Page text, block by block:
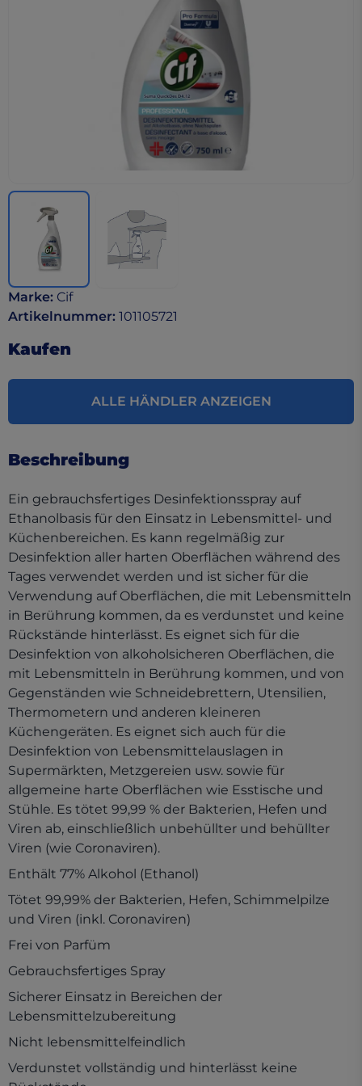
Marke: Cif
Artikelnummer: 101105721
Kaufen
ALLE HÄNDLER ANZEIGEN
Beschreibung
Ein gebrauchsfertiges Desinfektionsspray auf
Ethanolbasis für den Einsatz in Lebensmittel- und
Küchenbereichen. Es kann regelmäßig zur
Desinfektion aller harten Oberflächen während des
Tages verwendet werden und ist sicher für die
Verwendung auf Oberflächen, die mit Lebensmitteln
in Berührung kommen, da es verdunstet und keine
Rückstände hinterlässt. Es eignet sich für die
Desinfektion von alkoholsicheren Oberflächen, die
mit Lebensmitteln in Berührung kommen, und von
Gegenständen wie Schneidebrettern, Utensilien,
Thermometern und anderen kleineren
Küchengeräten. Es eignet sich auch für die
Desinfektion von Lebensmittelauslagen in
Supermärkten, Metzgereien usw. sowie für
allgemeine harte Oberflächen wie Esstische und
Stühle. Es tötet 99,99 % der Bakterien, Hefen und
Viren ab, einschließlich unbehüllter und behüllter
Viren (wie Coronaviren).
Enthält 77% Alkohol (Ethanol)
Tötet 99,99% der Bakterien, Hefen, Schimmelpilze
und Viren (inkl. Coronaviren)
Frei von Parfüm
Gebrauchsfertiges Spray
Sicherer Einsatz in Bereichen der
Lebensmittelzubereitung
Nicht lebensmittelfeindlich
Verdunstet vollständig und hinterlässt keine